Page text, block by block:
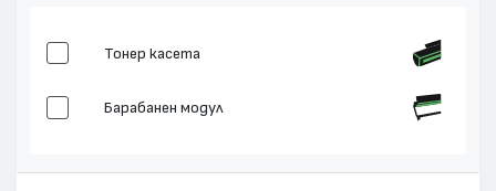
Тонер касета
Барабанен модул